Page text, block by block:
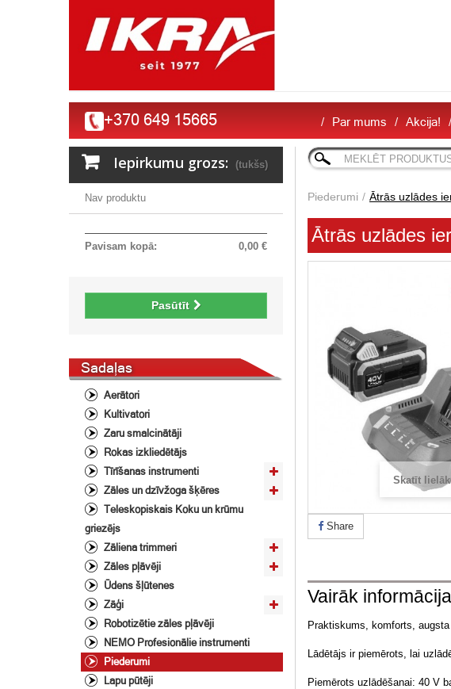
+370 649 15665 Par mums Akcija!
Iepirkumu grozs: (tukšs)
Nav produktu
0,00 €
Pavisam kopā:
Pasūtīt
Sadaļas
Aerātori
Kultivatori
Zaru smalcinātāji
Rokas izkliedētājs
Tīrīšanas instrumenti
Zāles un dzīvžoga šķēres
Teleskopiskais Koku un krūmu
griezējs
Zāliena trimmeri
Zāles pļāvēji
Ūdens šļūtenes
Zāģi
Robotizētie zāles pļāvēji
NEMO Profesionālie instrumenti
Piederumi
Lapu pūtēji
Piederumi Ātrās uzlādes
Ātrās uzlādes
Skatīt
Share
Vairāk
Praktiskums, komforts,
Lādētājs ir piemērots, lai
Piemērots uzlādēšanai: 40 V